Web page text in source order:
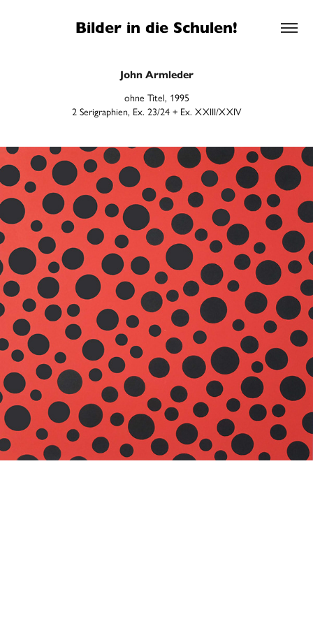
Bilder in die Schulen!
John Armleder
ohne Titel, 1995
2 Serigraphien, Ex. 23/24 + Ex. XXIII/XXIV